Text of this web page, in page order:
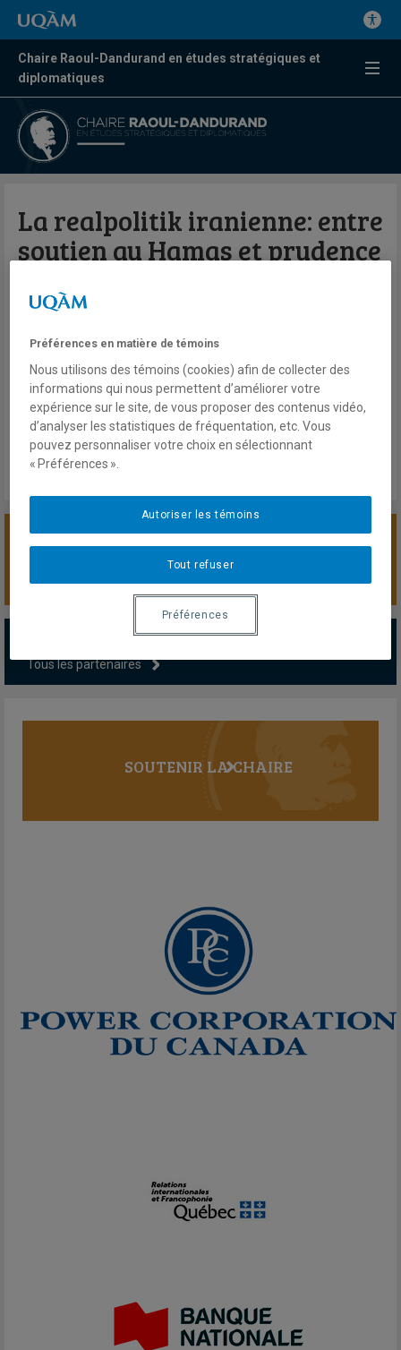
Chaire Raoul-Dandurand en études stratégiques et
diplomatiques
La realpolitik iranienne: entre
soutien au Hamas et prudence
Par Pierre Pahlavi
23 novembre 2023
En savoir plus
SOUTENIR LA CHAIRE
PARTENAIRES MAJEURS
Tous les partenaires
SOUTENIR LA CHAIRE
Préférences en matière de témoins
Nous utilisons des témoins (cookies) afin de collecter des
informations qui nous permettent d’améliorer votre
expérience sur le site, de vous proposer des contenus vidéo,
d’analyser les statistiques de fréquentation, etc. Vous
pouvez personnaliser votre choix en sélectionnant
« Préférences ».
Tout refuser
Autoriser les témoins
Préférences